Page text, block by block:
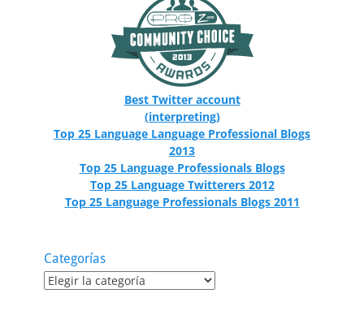
Best Twitter account
(interpreting)
Top 25 Language Language Professional Blogs
2013
Top 25 Language Professionals Blogs
Top 25 Language Twitterers 2012
Top 25 Language Professionals Blogs 2011
Categorías
Categorías